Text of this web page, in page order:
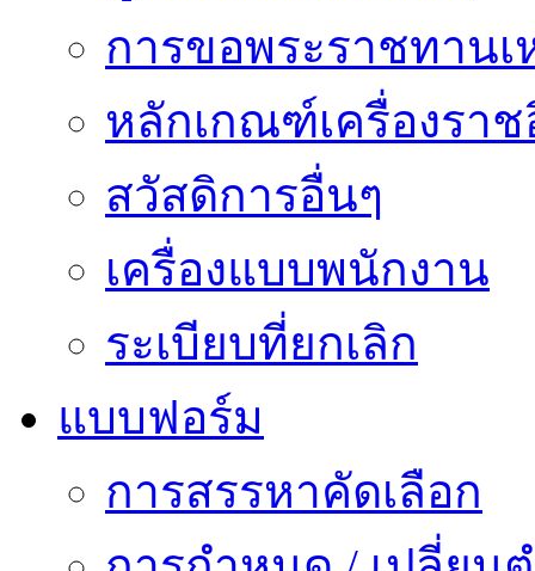
การขอพระราชทาน
หลักเกณฑ์เครื่องรา
สวัสดิการอื่นๆ
เครื่องแบบพนักงาน
ระเบียบที่ยกเลิก
แบบฟอร์ม
การสรรหาคัดเลือก